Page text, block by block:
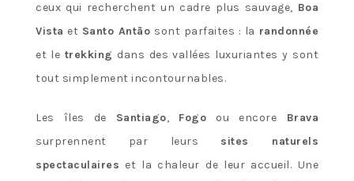
ceux qui recherchent un cadre plus sauvage, Boa
Vista et Santo Antão sont parfaites : la randonnée
et le trekking dans des vallées luxuriantes y sont
tout simplement incontournables.
Les îles de Santiago, Fogo ou encore Brava
surprennent par leurs sites naturels
spectaculaires et la chaleur de leur accueil. Une